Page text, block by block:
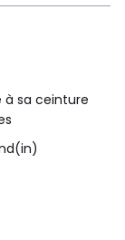
à sa ceinture